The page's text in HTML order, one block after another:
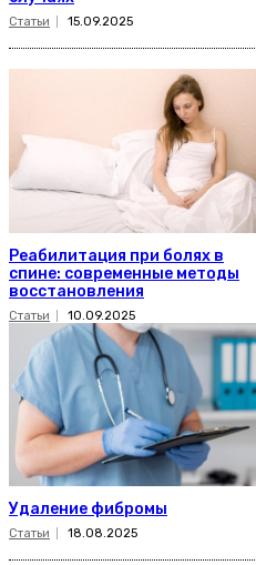
Статьи 15.09.2025
Реабилитация при болях в
спине: современные методы
восстановления
Статьи 10.09.2025
Удаление фибромы
Статьи 18.08.2025